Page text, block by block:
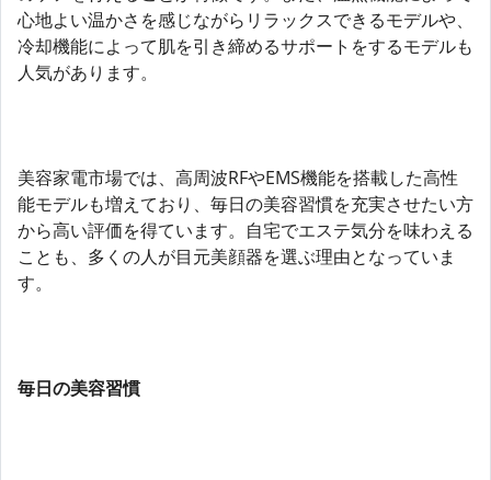
心地よい温かさを感じながらリラックスできるモデルや、
冷却機能によって肌を引き締めるサポートをするモデルも
人気があります。
美容家電市場では、高周波RFやEMS機能を搭載した高性
能モデルも増えており、毎日の美容習慣を充実させたい方
から高い評価を得ています。自宅でエステ気分を味わえる
ことも、多くの人が目元美顔器を選ぶ理由となっていま
す。
毎日の美容習慣